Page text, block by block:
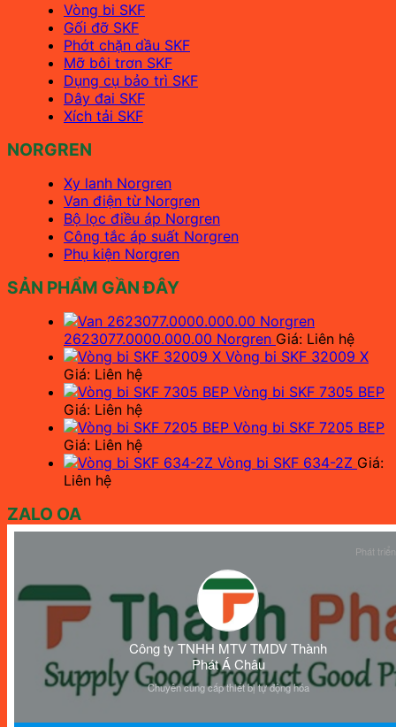
Vòng bi SKF
Gối đỡ SKF
Phớt chặn dầu SKF
Mỡ bôi trơn SKF
Dụng cụ bảo trì SKF
Dây đai SKF
Xích tải SKF
NORGREN
Xy lanh Norgren
Van điện từ Norgren
Bộ lọc điều áp Norgren
Công tắc áp suất Norgren
Phụ kiện Norgren
SẢN PHẨM GẦN ĐÂY
2623077.0000.000.00 Norgren Giá: Liên hệ
Vòng bi SKF 32009 X
Giá: Liên hệ
Vòng bi SKF 7305 BEP
Giá: Liên hệ
Vòng bi SKF 7205 BEP
Giá: Liên hệ
Vòng bi SKF 634-2Z Giá:
Liên hệ
ZALO OA